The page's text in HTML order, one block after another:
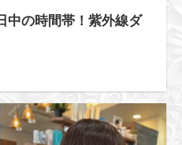
中の時間帯！紫外線ダ